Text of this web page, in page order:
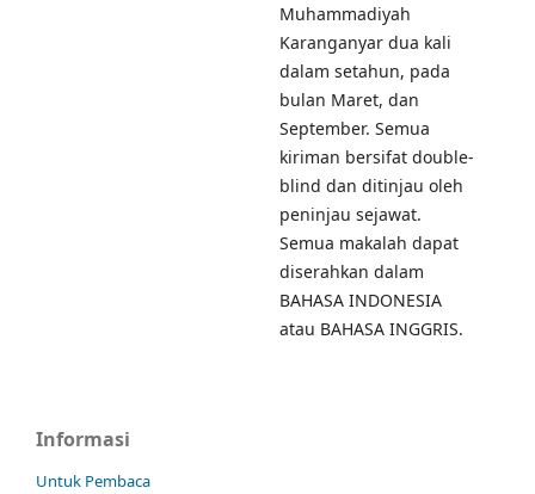
Muhammadiyah
Karanganyar dua kali
dalam setahun, pada
bulan Maret, dan
September. Semua
kiriman bersifat double-
blind dan ditinjau oleh
peninjau sejawat.
Semua makalah dapat
diserahkan dalam
BAHASA INDONESIA
atau BAHASA INGGRIS.
Informasi
Untuk Pembaca